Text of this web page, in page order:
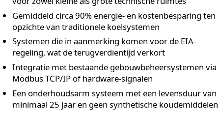
Maatschappelijk verantwoord ondernemen en
rendement hoeven elkaar niet te bijten. Een goed
ingezette duurzame energie-investering in koeling
op beide fronten aantoonbaar resultaat.
Hoe Duraflow helpt met
rendement op duurzame
koeling